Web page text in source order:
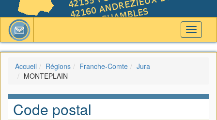
Toggle
Accueil Régions Franche-Comte
Jura
MONTEPLAIN
Code postal